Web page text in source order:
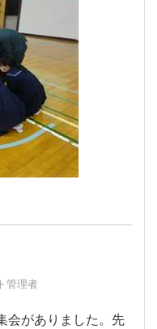
管理者
会がありました。先